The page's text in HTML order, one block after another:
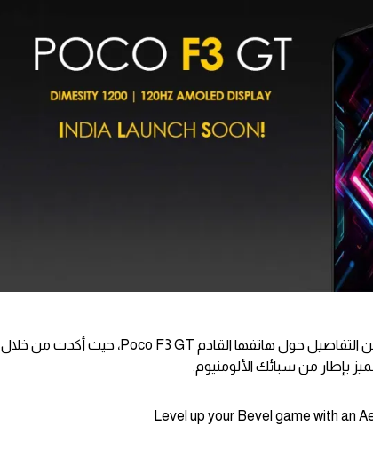
تستمر شركة Poco في الكشف عن مزيد من التفاصيل حول هاتفها القادم Poco F3 GT، حيث أكدت من خلال
بإطار من سبائك الألومنيوم.
Level up your Bevel game with an